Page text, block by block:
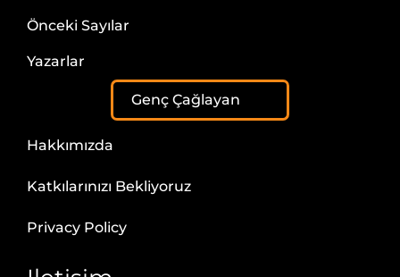
Önceki Sayılar
Yazarlar
Genç Çağlayan
Hakkımızda
Katkılarınızı Bekliyoruz
Privacy Policy